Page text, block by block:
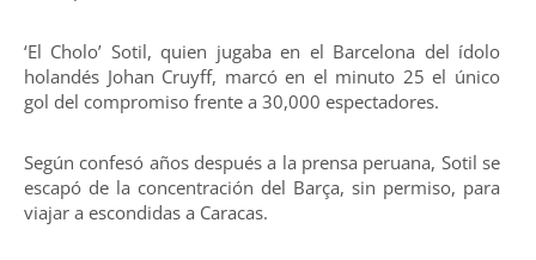
‘El Cholo’ Sotil, quien jugaba en el Barcelona del ídolo
holandés Johan Cruyff, marcó en el minuto 25 el único
gol del compromiso frente a 30,000 espectadores.
Según confesó años después a la prensa peruana, Sotil se
escapó de la concentración del Barça, sin permiso, para
viajar a escondidas a Caracas.